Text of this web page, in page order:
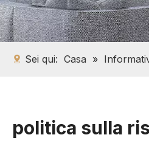
Sei qui: Casa »
politica sulla